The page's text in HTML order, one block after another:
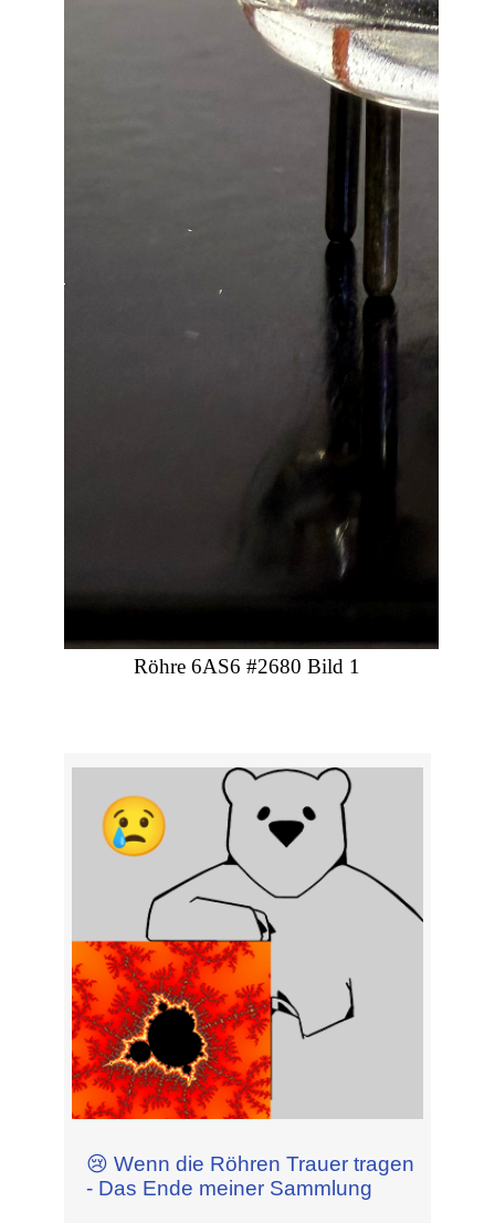
Röhre 6AS6 #2680 Bild 1
😢 Wenn die Röhren Trauer tragen
- Das Ende meiner Sammlung